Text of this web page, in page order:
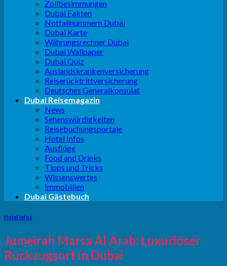
Zollbesimmungen
Dubai Fakten
Notfallnummern Dubai
Dubai Karte
Währungsrechner Dubai
Dubai Wallpaper
Dubai Quiz
Auslandskrankenversicherung
Reiserücktrittversicherung
Deutsches Generalkonsulat
Dubai Reisemagazin
News
Sehenswürdigkeiten
Reisebuchungsportale
Hotel Infos
Ausflüge
Food and Drinks
Tipps und Tricks
Wissenswertes
Immobilien
Dubai Gästebuch
Hotel Infos
Jumeirah Marsa Al Arab: Luxuriöser
Rückzugsort in Dubai